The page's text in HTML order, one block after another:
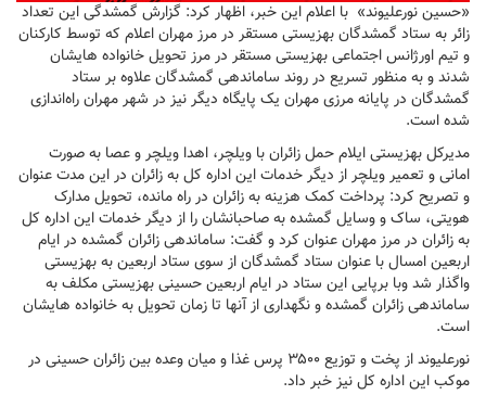
«حسین نورعلیوند» با اعلام این خبر، اظهار کرد: گزارش گمشدگی این تعداد
زائر به ستاد گمشدگان بهزیستی مستقر در مرز مهران اعلام که توسط کارکنان
و تیم اورژانس اجتماعی بهزیستی مستقر در مرز تحویل خانواده هایشان
شدند و به منظور تسریع در روند ساماندهی گمشدگان علاوه بر ستاد
گمشدگان در پایانه مرزی مهران یک پایگاه دیگر نیز در شهر مهران راه‌اندازی
شده است.
مدیرکل بهزیستی ایلام حمل زائران با ویلچر، اهدا ویلچر و عصا به صورت
امانی و تعمیر ویلچر از دیگر خدمات این اداره کل به زائران در این مدت عنوان
و تصریح کرد: پرداخت کمک هزینه به زائران در راه مانده، تحویل مدارک
هویتی، ساک و وسایل گمشده به صاحبانشان را از دیگر خدمات این اداره کل
به زائران در مرز مهران عنوان کرد و گفت: ساماندهی زائران گمشده در ایام
اربعین امسال با عنوان ستاد گمشدگان از سوی ستاد اربعین به بهزیستی
واگذار شد وبا برپایی این ستاد در ایام اربعین حسینی بهزیستی مکلف به
ساماندهی زائران گمشده و نگهداری از آنها تا زمان تحویل به خانواده هایشان
است.
نورعلیوند از پخت و توزیع ۳۵۰۰ پرس غذا و میان وعده بین زائران حسینی در
موکب این اداره کل نیز خبر داد.